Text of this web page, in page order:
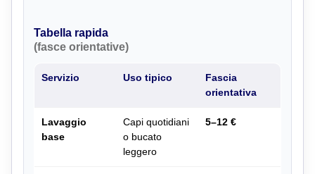
Tabella rapida
(fasce orientative)
Servizio Uso tipico
Fascia
orientativa
Lavaggio
base
Capi quotidiani
o bucato
leggero
5–12 €